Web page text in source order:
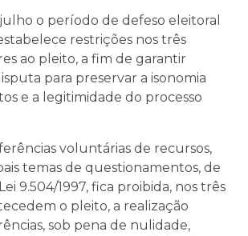
o período de defeso eleitoral
restrições nos três
ao pleito, a fim de garantir
para preservar a isonomia
e a legitimidade do processo
voluntárias de recursos,
temas de questionamentos, de
9.504/1997, fica proibida, nos três
o pleito, a realização
sob pena de nulidade,